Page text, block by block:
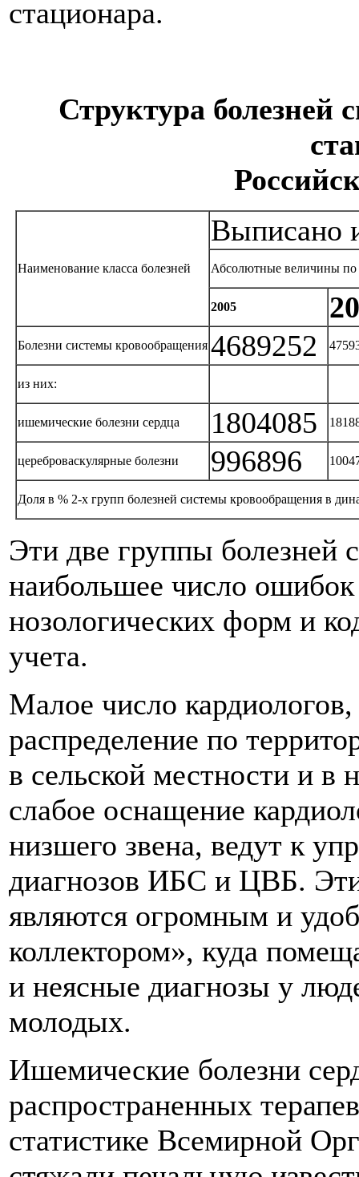
стационара.
Структура болезней
Наименование класса болезней
Выписано
Абсолютные величины по
2005
Болезни системы кровообращения 4689252
из них:
ишемические болезни сердца 1804085
цереброваскулярные болезни 996896
Доля в % 2-х групп болезней системы кровообращения в
Эти две группы болезней
наибольшее число
нозологических форм и
учета.
Малое число
распределение по
в сельской местности и в
слабое оснащение
низшего звена, ведут к
диагнозов ИБС и ЦВБ.
являются огромным и
коллектором», куда
и неясные диагнозы у
молодых.
Ишемические болезни
распространенных
статистике Всемирной